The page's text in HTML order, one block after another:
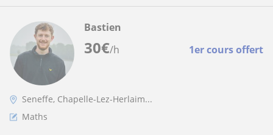
30€/h 1er cours offert
Bastien
Seneffe, Chapelle-Lez-Herlaim...
Maths